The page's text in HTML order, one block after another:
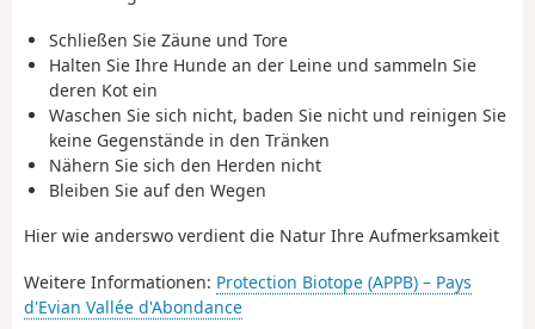
Schließen Sie Zäune und Tore
Halten Sie Ihre Hunde an der Leine und sammeln Sie
deren Kot ein
Waschen Sie sich nicht, baden Sie nicht und reinigen Sie
keine Gegenstände in den Tränken
Nähern Sie sich den Herden nicht
Bleiben Sie auf den Wegen
Hier wie anderswo verdient die Natur Ihre Aufmerksamkeit
Weitere Informationen: Protection Biotope (APPB) – Pays
d'Evian Vallée d'Abondance